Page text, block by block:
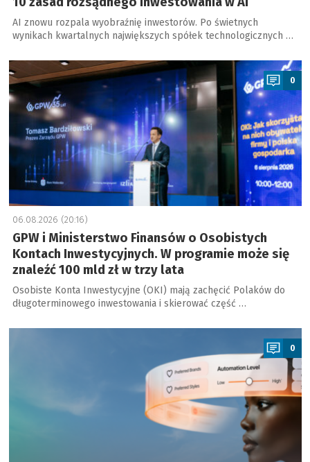
AI znowu rozpala wyobraźnię inwestorów. Po świetnych
wynikach kwartalnych największych spółek technologicznych …
a
0
06.08.2026 (20:16)
GPW i Ministerstwo Finansów o Osobistych
Kontach Inwestycyjnych. W programie może się
znaleźć 100 mld zł w trzy lata
Osobiste Konta Inwestycyjne (OKI) mają zachęcić Polaków do
długoterminowego inwestowania i skierować część …
a
0